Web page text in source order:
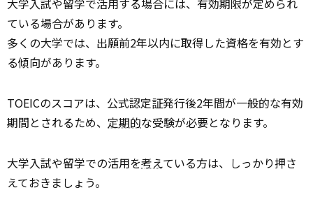
大学入試や留学で活用する場合には、有効期限が定められ
ている場合があります。
多くの大学では、出願前2年以内に取得した資格を有効とす
る傾向があります。
TOEICのスコアは、公式認定証発行後2年間が一般的な有効
期間とされるため、 定期的な受験が必要となります。
大学入試や留学での活用を考えている方は、しっかり押さ
えておきましょう。